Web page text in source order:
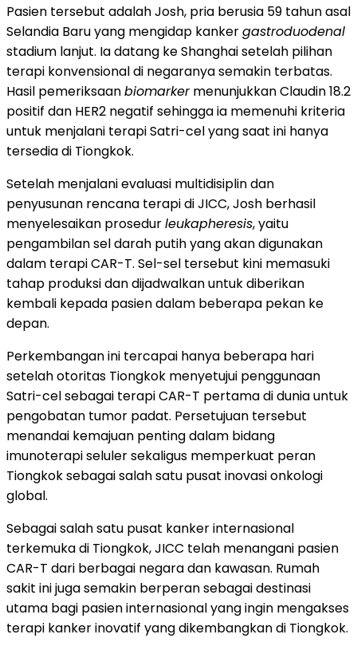
Pasien tersebut adalah Josh, pria berusia 59 tahun asal
Selandia Baru yang mengidap kankergastroduodenal
stadium lanjut. Ia datang ke Shanghai setelah pilihan
terapi konvensional di negaranya semakin terbatas.
Hasil pemeriksaanbiomarkermenunjukkan Claudin 18.2
positif dan HER2 negatif sehingga ia memenuhi kriteria
untuk menjalani terapi Satri-cel yang saat ini hanya
tersedia di Tiongkok.
Setelah menjalani evaluasi multidisiplin dan
penyusunan rencana terapi di JICC, Josh berhasil
menyelesaikan prosedurleukapheresis, yaitu
pengambilan sel darah putih yang akan digunakan
dalam terapi CAR-T. Sel-sel tersebut kini memasuki
tahap produksi dan dijadwalkan untuk diberikan
kembali kepada pasien dalam beberapa pekan ke
depan.
Perkembangan ini tercapai hanya beberapa hari
setelah otoritas Tiongkok menyetujui penggunaan
Satri-cel sebagai terapi CAR-T pertama di dunia untuk
pengobatan tumor padat. Persetujuan tersebut
menandai kemajuan penting dalam bidang
imunoterapi seluler sekaligus memperkuat peran
Tiongkok sebagai salah satu pusat inovasi onkologi
global.
Sebagai salah satu pusat kanker internasional
terkemuka di Tiongkok, JICC telah menangani pasien
CAR-T dari berbagai negara dan kawasan. Rumah
sakit ini juga semakin berperan sebagai destinasi
utama bagi pasien internasional yang ingin mengakses
terapi kanker inovatif yang dikembangkan di Tiongkok.